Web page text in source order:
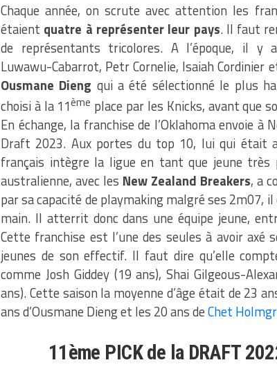
Chaque année, on scrute avec attention les
étaient quatre à représenter leur pays. Il faut
de représentants tricolores. A l’époque, il y
Luwawu-Cabarrot, Petr Cornelie, Isaiah Cordinier
Ousmane Dieng qui a été sélectionné le plus
choisi à la 11ème place par les Knicks, avant que
En échange, la franchise de l’Oklahoma envoie
Draft 2023. Aux portes du top 10, lui qui était
français intègre la ligue en tant que jeune très
australienne, avec les New Zealand Breakers, a
par sa capacité de playmaking malgré ses 2m07,
main. Il atterrit donc dans une équipe jeune,
Cette franchise est l’une des seules à avoir axé
jeunes de son effectif. Il faut dire qu’elle
comme Josh Giddey (19 ans), Shai Gilgeous-
ans). Cette saison la moyenne d’âge était de 23
ans d’Ousmane Dieng et les 20 ans deChet
11ème PICK de la DRAFT